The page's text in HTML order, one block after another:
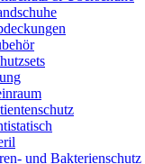
und Bakterienschutz